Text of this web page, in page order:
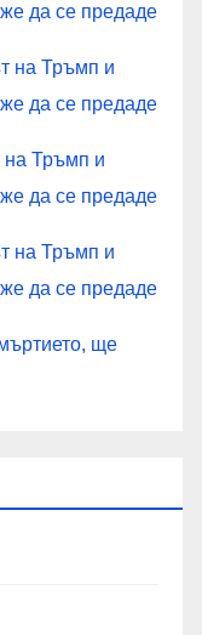
да се предаде
на Тръмп и
да се предаде
на Тръмп и
да се предаде
на Тръмп и
да се предаде
ще